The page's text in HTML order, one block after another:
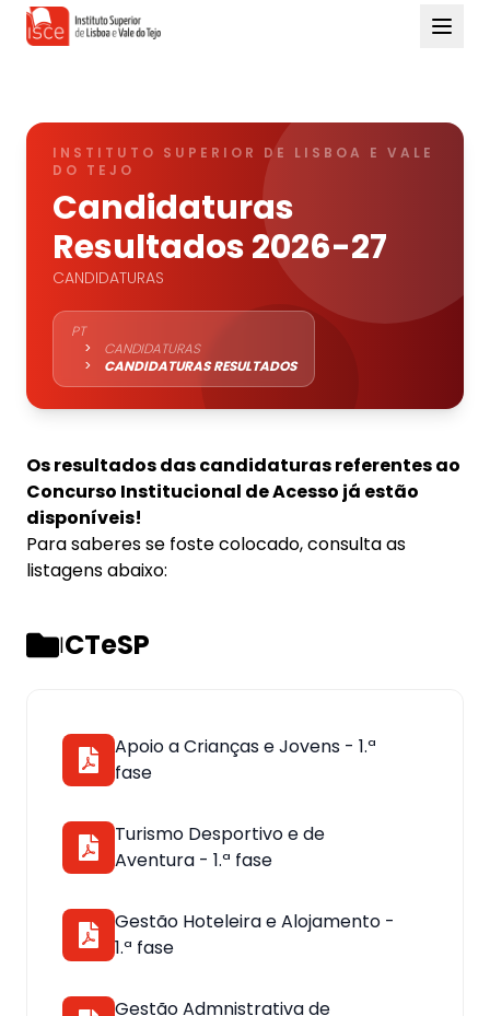
INSTITUTO SUPERIOR DE LISBOA E VALE
DO TEJO
Candidaturas
Resultados 2026-27
CANDIDATURAS
PT
>
CANDIDATURAS
>
CANDIDATURAS RESULTADOS
Os resultados das candidaturas referentes ao
Concurso Institucional de Acesso já estão
disponíveis!
Para saberes se foste colocado, consulta as
listagens abaixo:
|CTeSP
Apoio a Crianças e Jovens - 1.ª
fase
Turismo Desportivo e de
Aventura - 1.ª fase
Gestão Hoteleira e Alojamento -
1.ª fase
Gestão Admnistrativa de